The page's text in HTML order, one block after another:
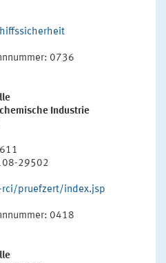
0736
Industrie
29502
pruefzert/index.jsp
0418